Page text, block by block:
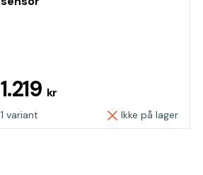
1.219 kr
1 variant Ikke på lager